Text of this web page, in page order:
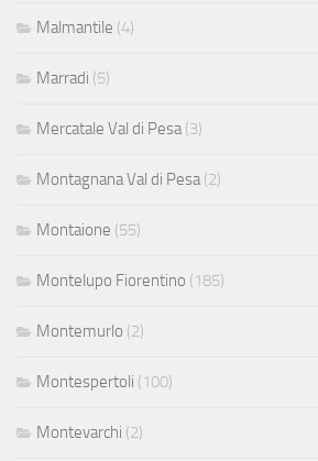
Malmantile (4)
Marradi (5)
Mercatale Val di Pesa(3)
Montagnana Val di Pesa(2)
Montaione (55)
Montelupo Fiorentino (185)
Montemurlo (2)
Montespertoli (100)
Montevarchi (2)